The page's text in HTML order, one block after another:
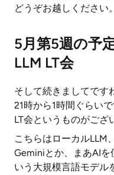
どうぞお越しください。
5月第5週の予
LLM LT会
そして続きましてです
21時から1時間ぐらい
LT会というものがござ
こちらはローカルLLM
Geminiとか、まあAIを
いう大規模言語モデル